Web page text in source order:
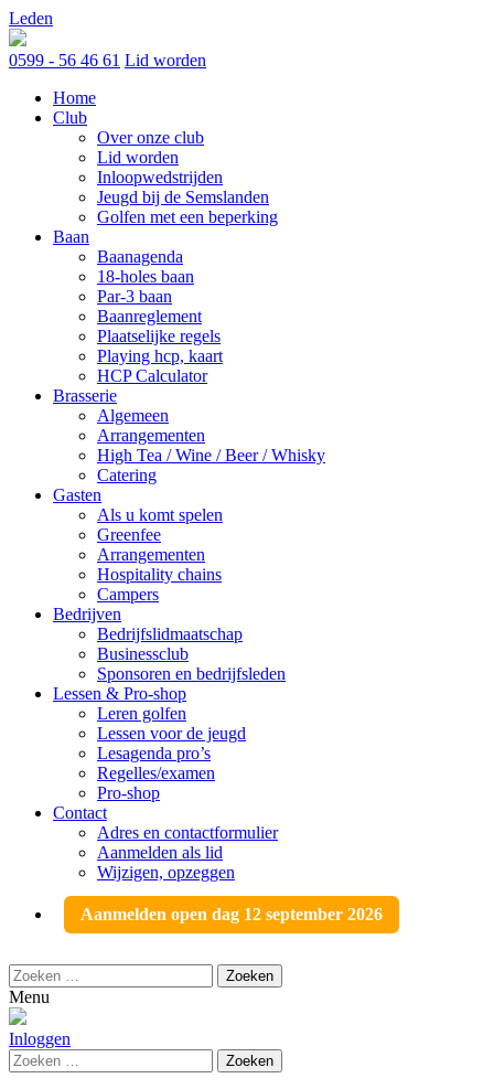
Skip
to
content
Leden
0599 - 56 46 61 Lid worden
Home
Club
Over onze club
Lid worden
Inloopwedstrijden
Jeugd bij de Semslanden
Golfen met een beperking
Baan
Baanagenda
18-holes baan
Par-3 baan
Baanreglement
Plaatselijke regels
Playing hcp, kaart
HCP Calculator
Brasserie
Algemeen
Arrangementen
High Tea / Wine / Beer / Whisky
Catering
Gasten
Als u komt spelen
Greenfee
Arrangementen
Hospitality chains
Campers
Bedrijven
Bedrijfslidmaatschap
Businessclub
Sponsoren en bedrijfsleden
Lessen & Pro-shop
Leren golfen
Lessen voor de jeugd
Lesagenda pro’s
Regelles/examen
Pro-shop
Contact
Adres en contactformulier
Aanmelden als lid
Wijzigen, opzeggen
Aanmelden open dag 12 september 2026
Zoeken
naar:
Menu
Inloggen
Zoeken
naar: